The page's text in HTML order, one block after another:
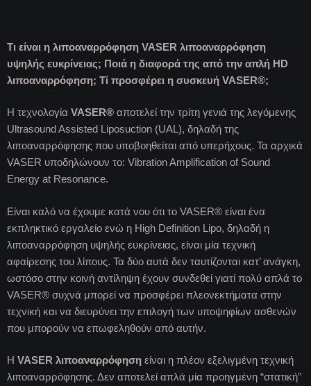
Τι είναι η λιποαναρρόφηση VASER λιποαναρρόφηση
υψηλής ευκρίνειας; Ποιά η διαφορά της από την απλή HD
λιποαναρρόφηση; Τί προσφέρει η συσκευή VASER®;
Η τεχνολογία VASER® αποτελεί την τρίτη γενιά της λεγόμενης
Ultrasound Assisted Liposuction (UAL), δηλαδή της
λιποαναρρόφησης που υποβοηθείται από υπερήχους. Τα αρχικά
VASER υποδηλώνουν το: Vibration Amplification of Sound
Energy at Resonance.
Είναι καλό να έχουμε κατά νου ότι το VASER® είναι ένα
εκπληκτικό εργαλείο ενώ η High Definition Lipo, δηλαδή η
λιποαναρρόφηση υψηλής ευκρίνειας, είναι μία τεχνική
αφαίρεσης του λίπους. Τα δύο αυτά δεν ταυτίζονται κατ’ ανάγκη,
ωστόσο στην κοινή αντίληψη έχουν συνδεθεί γιατί πολύ απλά το
VASER® συχνά μπορεί να προσφέρει πλεονεκτήματα στην
τεχνική και να διευρύνει την επιλογή των υποψηφίων ασθενών
που μπορούν να επωφεληθούν από αυτήν.
Η VASER λιποαναρρόφηση είναι η πλέον εξελιγμένη τεχνική
λιποαναρρόφησης. Δεν αποτελεί απλά μία προηγμένη “στατική”